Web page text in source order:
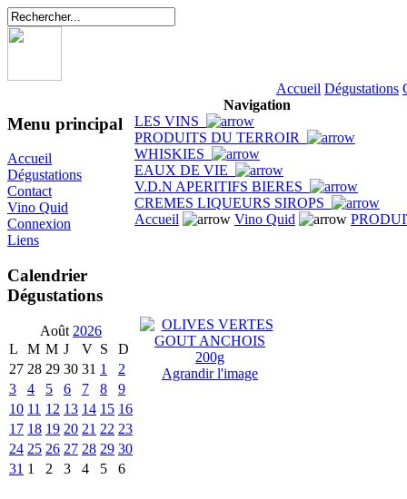
Accueil Dégustations
Menu principal
Accueil
Dégustations
Contact
Vino Quid
Connexion
Liens
Calendrier
Dégustations
Août 2026
L
M M J V S
D
27 28 29 30 31 1
2
3
4 5 6 7 8
9
10 11 12 13 14 15 16
17 18 19 20 21 22 23
24 25 26 27 28 29 30
31 1 2 3 4 5 6
Navigation
LES VINS
PRODUITS DU TERROIR
WHISKIES
EAUX DE VIE
V.D.N APERITIFS BIERES
CREMES LIQUEURS SIROPS
Accueil
Vino Quid
Agrandir l'image